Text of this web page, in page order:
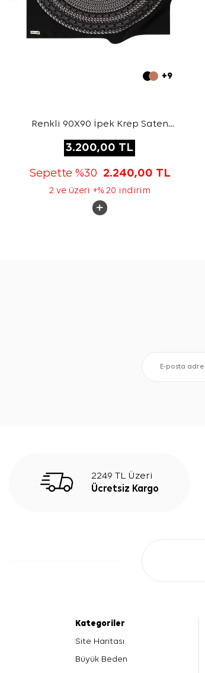
+9
Renkli 90X90 İpek Krep Saten
3.200,00 TL
Sepette %30 2.240,00 TL
2 ve üzeri +% 20 indirim
2249 TL Üzeri
Ücretsiz Kargo
Kategoriler
Site Haritası
Büyük Beden